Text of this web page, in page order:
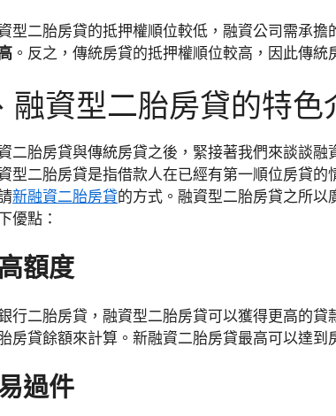
型二胎房貸的抵押權順位較低，融資公司需承
。反之，傳統房貸的抵押權順位較高，因此傳統
融資型二胎房貸的特色
二胎房貸與傳統房貸之後，緊接著我們來談談
型二胎房貸是指借款人在已經有第一順位房貸
新融資二胎房貸的方式。融資型二胎房貸之所
優點：
額度
行二胎房貸，融資型二胎房貸可以獲得更高的貸
房貸餘額來計算。新融資二胎房貸最高可以達
過件